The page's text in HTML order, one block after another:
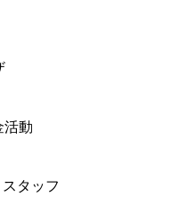
動
タッフ